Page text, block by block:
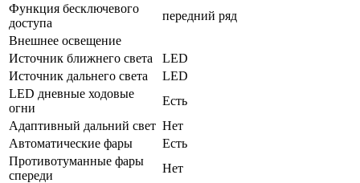
Функция бесключевого
доступа
передний ряд
Внешнее освещение
Источник ближнего света
LED
Источник дальнего света
LED
LED дневные ходовые
огни
Есть
Адаптивный дальний свет Нет
Автоматические фары
Есть
Противотуманные фары
спереди
Нет